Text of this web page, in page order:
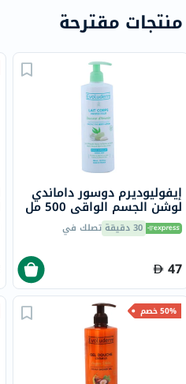
منتجات مقترحة
إيفوليوديرم دوسور داماندي
لوشن الجسم الواقي 500 مل
30 دقيقة تصلك في
47
50% خصم